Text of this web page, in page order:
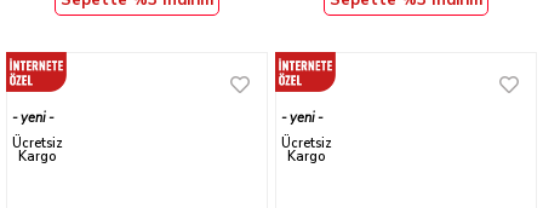
yeni
ürün
Ücretsiz
Kargo
yeni
ürün
Ücretsiz
Kargo